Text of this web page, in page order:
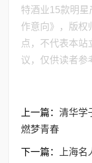
特酒业15款明
作意向》，版权
点，不代表本站
议，仅供读者参
上一篇： 清华学
燃梦青春
下一篇：
上海